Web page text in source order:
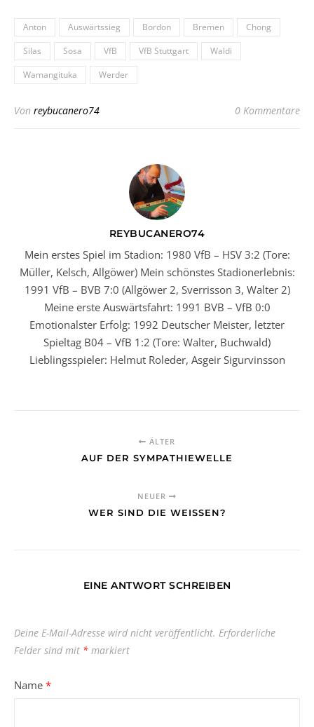
Anton Auswärtssieg Bordon Bremen
Chong
Silas
Sosa VfB VfB Stuttgart
Waldi
Wamangituka
Werder
Von reybucanero74 0 Kommentare
REYBUCANERO74
Mein erstes Spiel im Stadion: 1980 VfB – HSV 3:2 (Tore:
Müller, Kelsch, Allgöwer) Mein schönstes Stadionerlebnis:
1991 VfB – BVB 7:0 (Allgöwer 2, Sverrisson 3, Walter 2)
Meine erste Auswärtsfahrt: 1991 BVB – VfB 0:0
Emotionalster Erfolg: 1992 Deutscher Meister, letzter
Spieltag B04 – VfB 1:2 (Tore: Walter, Buchwald)
Lieblingsspieler: Helmut Roleder, Asgeir Sigurvinsson
ÄLTER
AUF DER SYMPATHIEWELLE
NEUER
WER SIND DIE WEISSEN?
EINE ANTWORT SCHREIBEN
Deine E-Mail-Adresse wird nicht veröffentlicht. Erforderliche
Felder sind mit * markiert
Name *